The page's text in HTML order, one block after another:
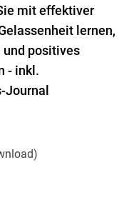
mit effektiver
lernen,
und positives
- inkl.